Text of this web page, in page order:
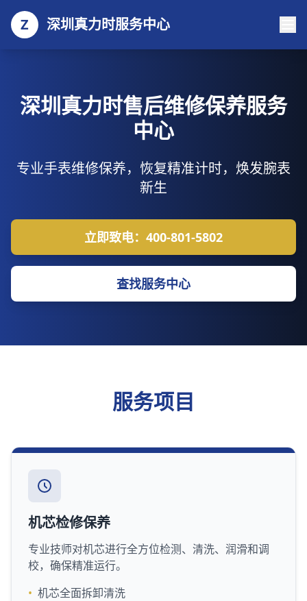
Z 深圳真力时服务中心
深圳真力时售后维修保养服务
中心
专业手表维修保养，恢复精准计时，焕发腕表
新生
立即致电：400-801-5802
查找服务中心
服务项目
机芯检修保养
专业技师对机芯进行全方位检测、清洗、润滑和调
校，确保精准运行。
• 机芯全面拆卸清洗